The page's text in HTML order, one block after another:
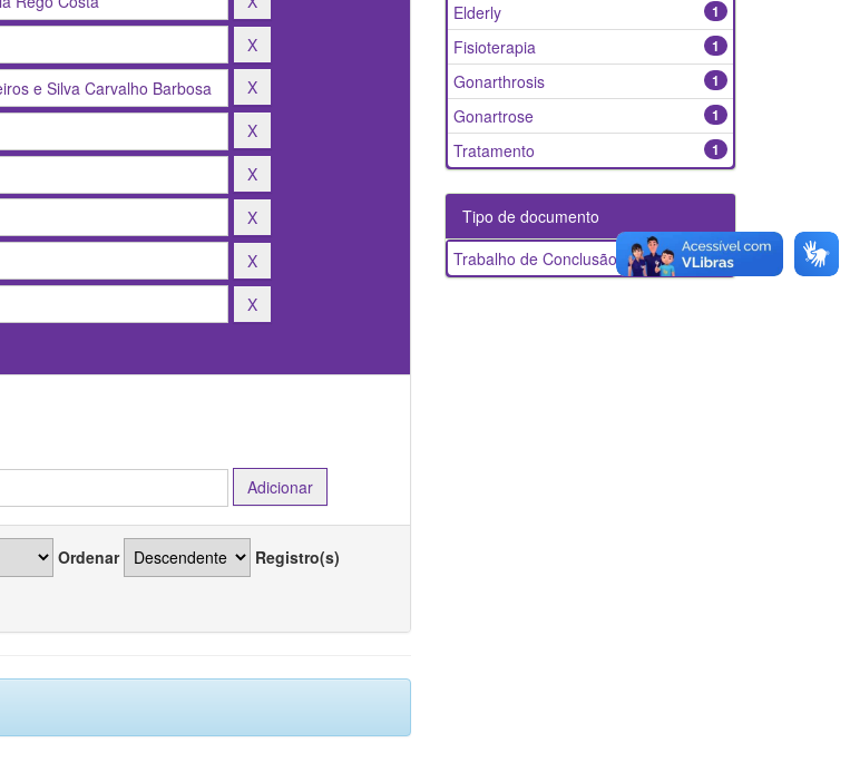
Ordenar Registro(s)
1
Elderly
1
Fisioterapia
1
Gonarthrosis
1
Gonartrose
1
Tratamento
Tipo de documento
1
Trabalho de Conclusão de Curso